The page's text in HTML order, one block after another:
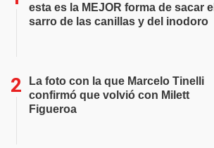
esta es la MEJOR forma de sacar el
sarro de las canillas y del inodoro
La foto con la que Marcelo Tinelli
confirmó que volvió con Milett
Figueroa